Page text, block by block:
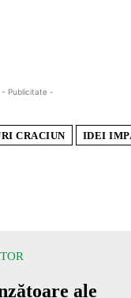
- Publicitate -
CRACIUN
IDEI